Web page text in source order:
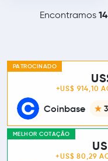
Encontramos 14
PATROCINADO
Coinbase
+US$ 914,10
MELHOR COTAÇÃO
+US$ 80,29